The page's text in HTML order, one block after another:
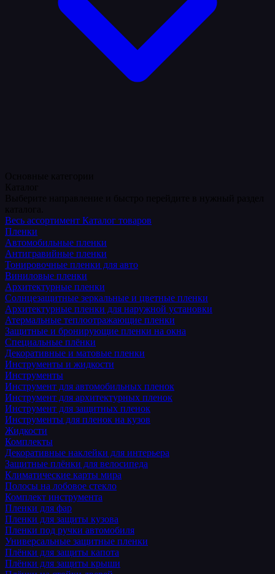
Весь ассортимент Каталог товаров
Пленки
Автомобильные пленки
Антигравийные пленки
Тонировочные пленки для авто
Виниловые пленки
Архитектурные пленки
Солнцезащитные зеркальные и цветные пленки
Архитектурные пленки для наружной установки
Атермальные теплоотражающие пленки
Защитные и бронирующие пленки на окна
Специальные плёнки
Декоративные и матовые пленки
Инструменты и жидкости
Инструменты
Инструмент для автомобильных пленок
Инструмент для архитектурных пленок
Инструмент для защитных пленок
Инструменты для пленок на кузов
Жидкости
Комплекты
Декоративные наклейки для интерьера
Защитные плёнки для велосипеда
Климатические карты мира
Полосы на лобовое стекло
Комплект инструмента
Пленки для фар
Пленки для защиты кузова
Пленки под ручки автомобиля
Универсальные защитные пленки
Плёнки для защиты капота
Плёнки для защиты крыши